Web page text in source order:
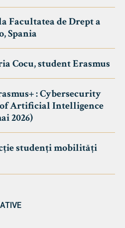
Facultatea de Drept a
Spania
Cocu, student Erasmus
: Cybersecurity
of Artificial Intelligence
2026)
studenți mobilități